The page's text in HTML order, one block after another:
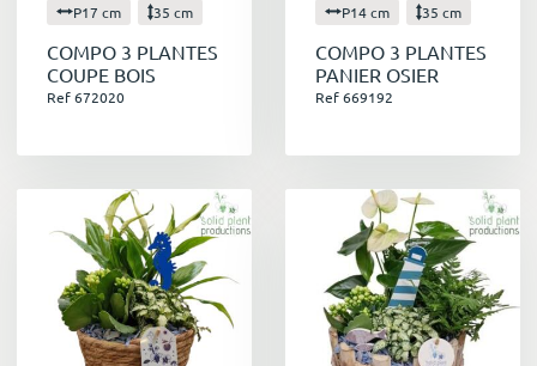
P17 cm 35 cm
COMPO 3 PLANTES
COUPE BOIS
Ref 672020
P14 cm 35 cm
COMPO 3 PLANTES
PANIER OSIER
Ref 669192